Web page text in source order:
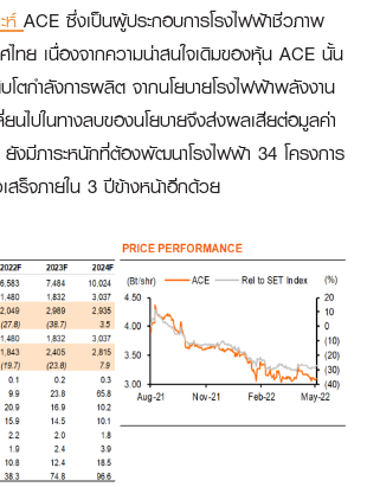
ห์ ACE ซึ่งเป็นผู้ประกอบการโรงไฟฟ้าชีวภาพ
ไทย เนื่องจากความน่าสนใจเดิมของหุ้น ACE นั้น
โตกำลังการผลิต จากนโยบายโรงไฟฟ้าพลังงาน
นไปในทางลบของนโยบายจึงส่งผลเสียต่อมูลค่า
งมีภาระหนักที่ต้องพัฒนาโรงไฟฟ้า 34 โครงการ
สร็จภายใน 3 ปีข้างหน้าอีกด้วย